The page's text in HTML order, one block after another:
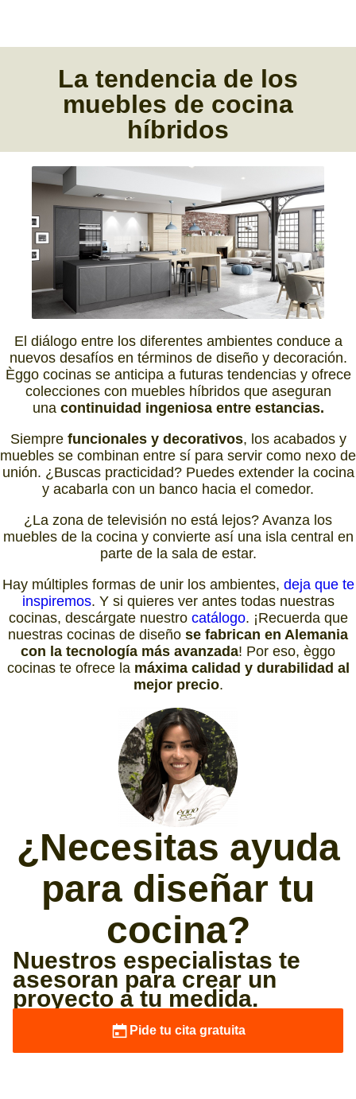
La tendencia de los
muebles de cocina
híbridos
El diálogo entre los diferentes ambientes conduce a
nuevos desafíos en términos de diseño y decoración.
Èggo cocinas se anticipa a futuras tendencias y ofrece
colecciones con muebles híbridos que aseguran
una continuidad ingeniosa entre estancias.
Siempre funcionales y decorativos, los acabados y
muebles se combinan entre sí para servir como nexo de
unión. ¿Buscas practicidad? Puedes extender la cocina
y acabarla con un banco hacia el comedor.
¿La zona de televisión no está lejos? Avanza los
muebles de la cocina y convierte así una isla central en
parte de la sala de estar.
Hay múltiples formas de unir los ambientes, deja que te
inspiremos. Y si quieres ver antes todas nuestras
cocinas, descárgate nuestro catálogo. ¡Recuerda que
nuestras cocinas de diseño se fabrican en Alemania
con la tecnología más avanzada! Por eso, èggo
cocinas te ofrece la máxima calidad y durabilidad al
mejor precio.
¿Necesitas ayuda
para diseñar tu
cocina?
Nuestros especialistas te
asesoran para crear un
proyecto a tu medida.
Pide tu cita gratuita